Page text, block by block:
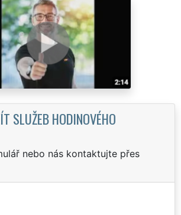
SLUŽEB HODINOVÉHO
nebo nás kontaktujte přes